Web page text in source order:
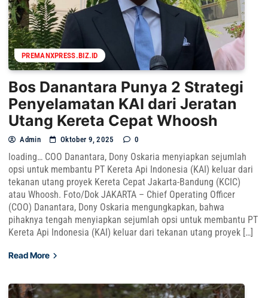
PREMANXPRESS.BIZ.ID
Bos Danantara Punya 2 Strategi
Penyelamatan KAI dari Jeratan
Utang Kereta Cepat Whoosh
Admin Oktober 9, 2025 0
loading… COO Danantara, Dony Oskaria menyiapkan sejumlah
opsi untuk membantu PT Kereta Api Indonesia (KAI) keluar dari
tekanan utang proyek Kereta Cepat Jakarta-Bandung (KCIC)
atau Whoosh. Foto/Dok JAKARTA – Chief Operating Officer
(COO) Danantara, Dony Oskaria mengungkapkan, bahwa
pihaknya tengah menyiapkan sejumlah opsi untuk membantu PT
Kereta Api Indonesia (KAI) keluar dari tekanan utang proyek […]
Read More